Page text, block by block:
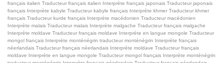
français italien Traducteur français italien Interprète français japonais Traducteur japonais
français Interprète kabyle Traducteur kabyle français Interprète khmer Traducteur khmer
français Traducteur kurde français Interprète macédonien Traducteur macédonien
Interprète malais Traducteur malais Interprète malgache Traducteur français malgache
Interprète moldave Traducteur français moldave Interprète en langue mongole Traducteur
mongol français Interprète monténégrin traducteur monténégrin Interprète français
néerlandais Traducteur français néerlandais Interprète moldave Traducteur français
moldave Interprète en langue mongole Traducteur mongol français Interprète monténégrin